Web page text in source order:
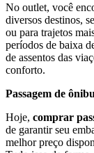
No outlet, você
diversos destinos,
ou para trajetos
períodos de baixa
de assentos das
conforto.
Passagem de
Hoje, comprar
de garantir seu
melhor preço